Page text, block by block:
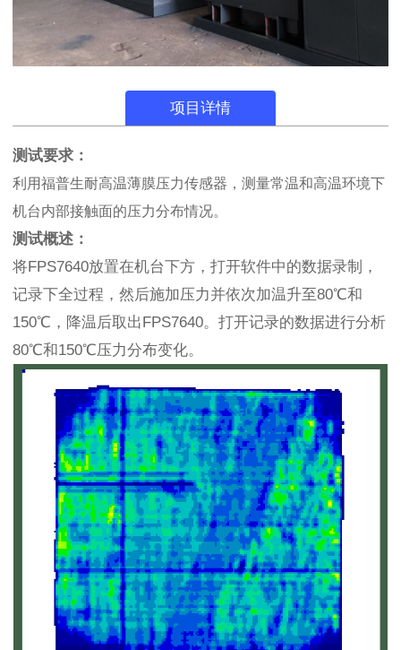
项目详情
测试要求：
利用福普生耐高温薄膜压力传感器，测量常温和高温环境下
机台内部接触面的压力分布情况。
测试概述：
将FPS7640放置在机台下方，打开软件中的数据录制，
记录下全过程，然后施加压力并依次加温升至80℃和
150℃，降温后取出FPS7640。打开记录的数据进行分析
80℃和150℃压力分布变化。